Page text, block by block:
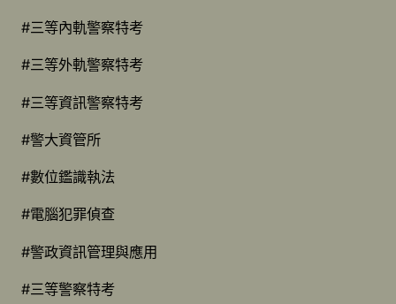
#三等內軌警察特考
#三等外軌警察特考
#三等資訊警察特考
#警大資管所
#數位鑑識執法
#電腦犯罪偵查
#警政資訊管理與應用
#三等警察特考